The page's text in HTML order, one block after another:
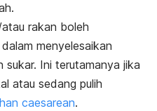
rakan boleh
menyelesaikan
sukar. Ini terutamanya jika
atau sedang pulih
caesarean.